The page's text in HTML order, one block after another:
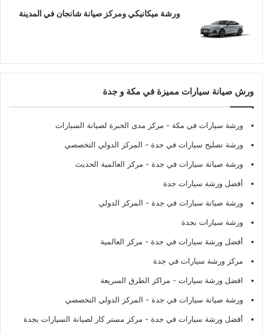
ورشة ميكانيكي ومركز صيانة شانجان في المدينة
ورش صيانة سيارات مميزة في مكة و جدة
ورشة سيارات في مكة - مركز مدى الخبرة لصيانة السيارات
ورشة تصليح سيارات في جدة - المركز الدولي التخصصي
ورشة صيانة سيارات في جدة - مركز العالمية الحديث
أفضل ورشة سيارات جدة
ورشة صيانة سيارات في جدة - المركز الدولي
ورشة سيارات بجدة
أفضل ورشة سيارات في جدة - مركز العالمية
مركز ورشة سيارات في جدة
افضل ورشة سيارات - مراكز الطرق السريعة
ورشة صيانة سيارات في جدة - المركز الدولي التخصصي
أفضل ورشة سيارات في جدة - مركز مستر كار لصيانة السيارات بجدة